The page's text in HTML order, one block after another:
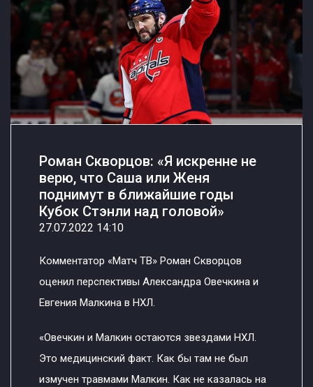
Роман Скворцов: «Я искренне не
верю, что Саша или Женя
поднимут в ближайшие годы
Кубок Стэнли над головой»
27.07.2022 14:10
Комментатор «Матч ТВ» Роман Скворцов
оценил перспективы Александра Овечкина и
Евгения Малкина в НХЛ.
«Овечкин и Малкин остаются звездами НХЛ.
Это медицинский факт. Как бы там не был
измучен травмами Малкин. Как не казалась на